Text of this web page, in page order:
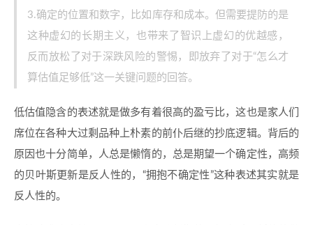
3.确定的位置和数字，比如库存和成本。但需要提防的是
这种虚幻的长期主义，也带来了智识上虚幻的优越感，
反而放松了对于深跌风险的警惕，即放弃了对于“怎么才
算估值足够低”这一关键问题的回答。
低估值隐含的表述就是做多有着很高的盈亏比，这也是家人们
席位在各种大过剩品种上朴素的前仆后继的抄底逻辑。背后的
原因也十分简单，人总是懒惰的，总是期望一个确定性，高频
的贝叶斯更新是反人性的，“拥抱不确定性”这种表述其实就是
反人性的。